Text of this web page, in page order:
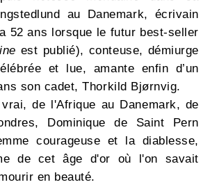
au Danemark, écrivain
52 ans lorsque le futur best-seller
est publié), conteuse, démiurge
et lue, amante enfin d’un
son cadet, Thorkild Bjørnvig.
de l'Afrique au Danemark, de
Dominique de Saint Pern
courageuse et la diablesse,
de cet âge d'or où l'on savait
en beauté.